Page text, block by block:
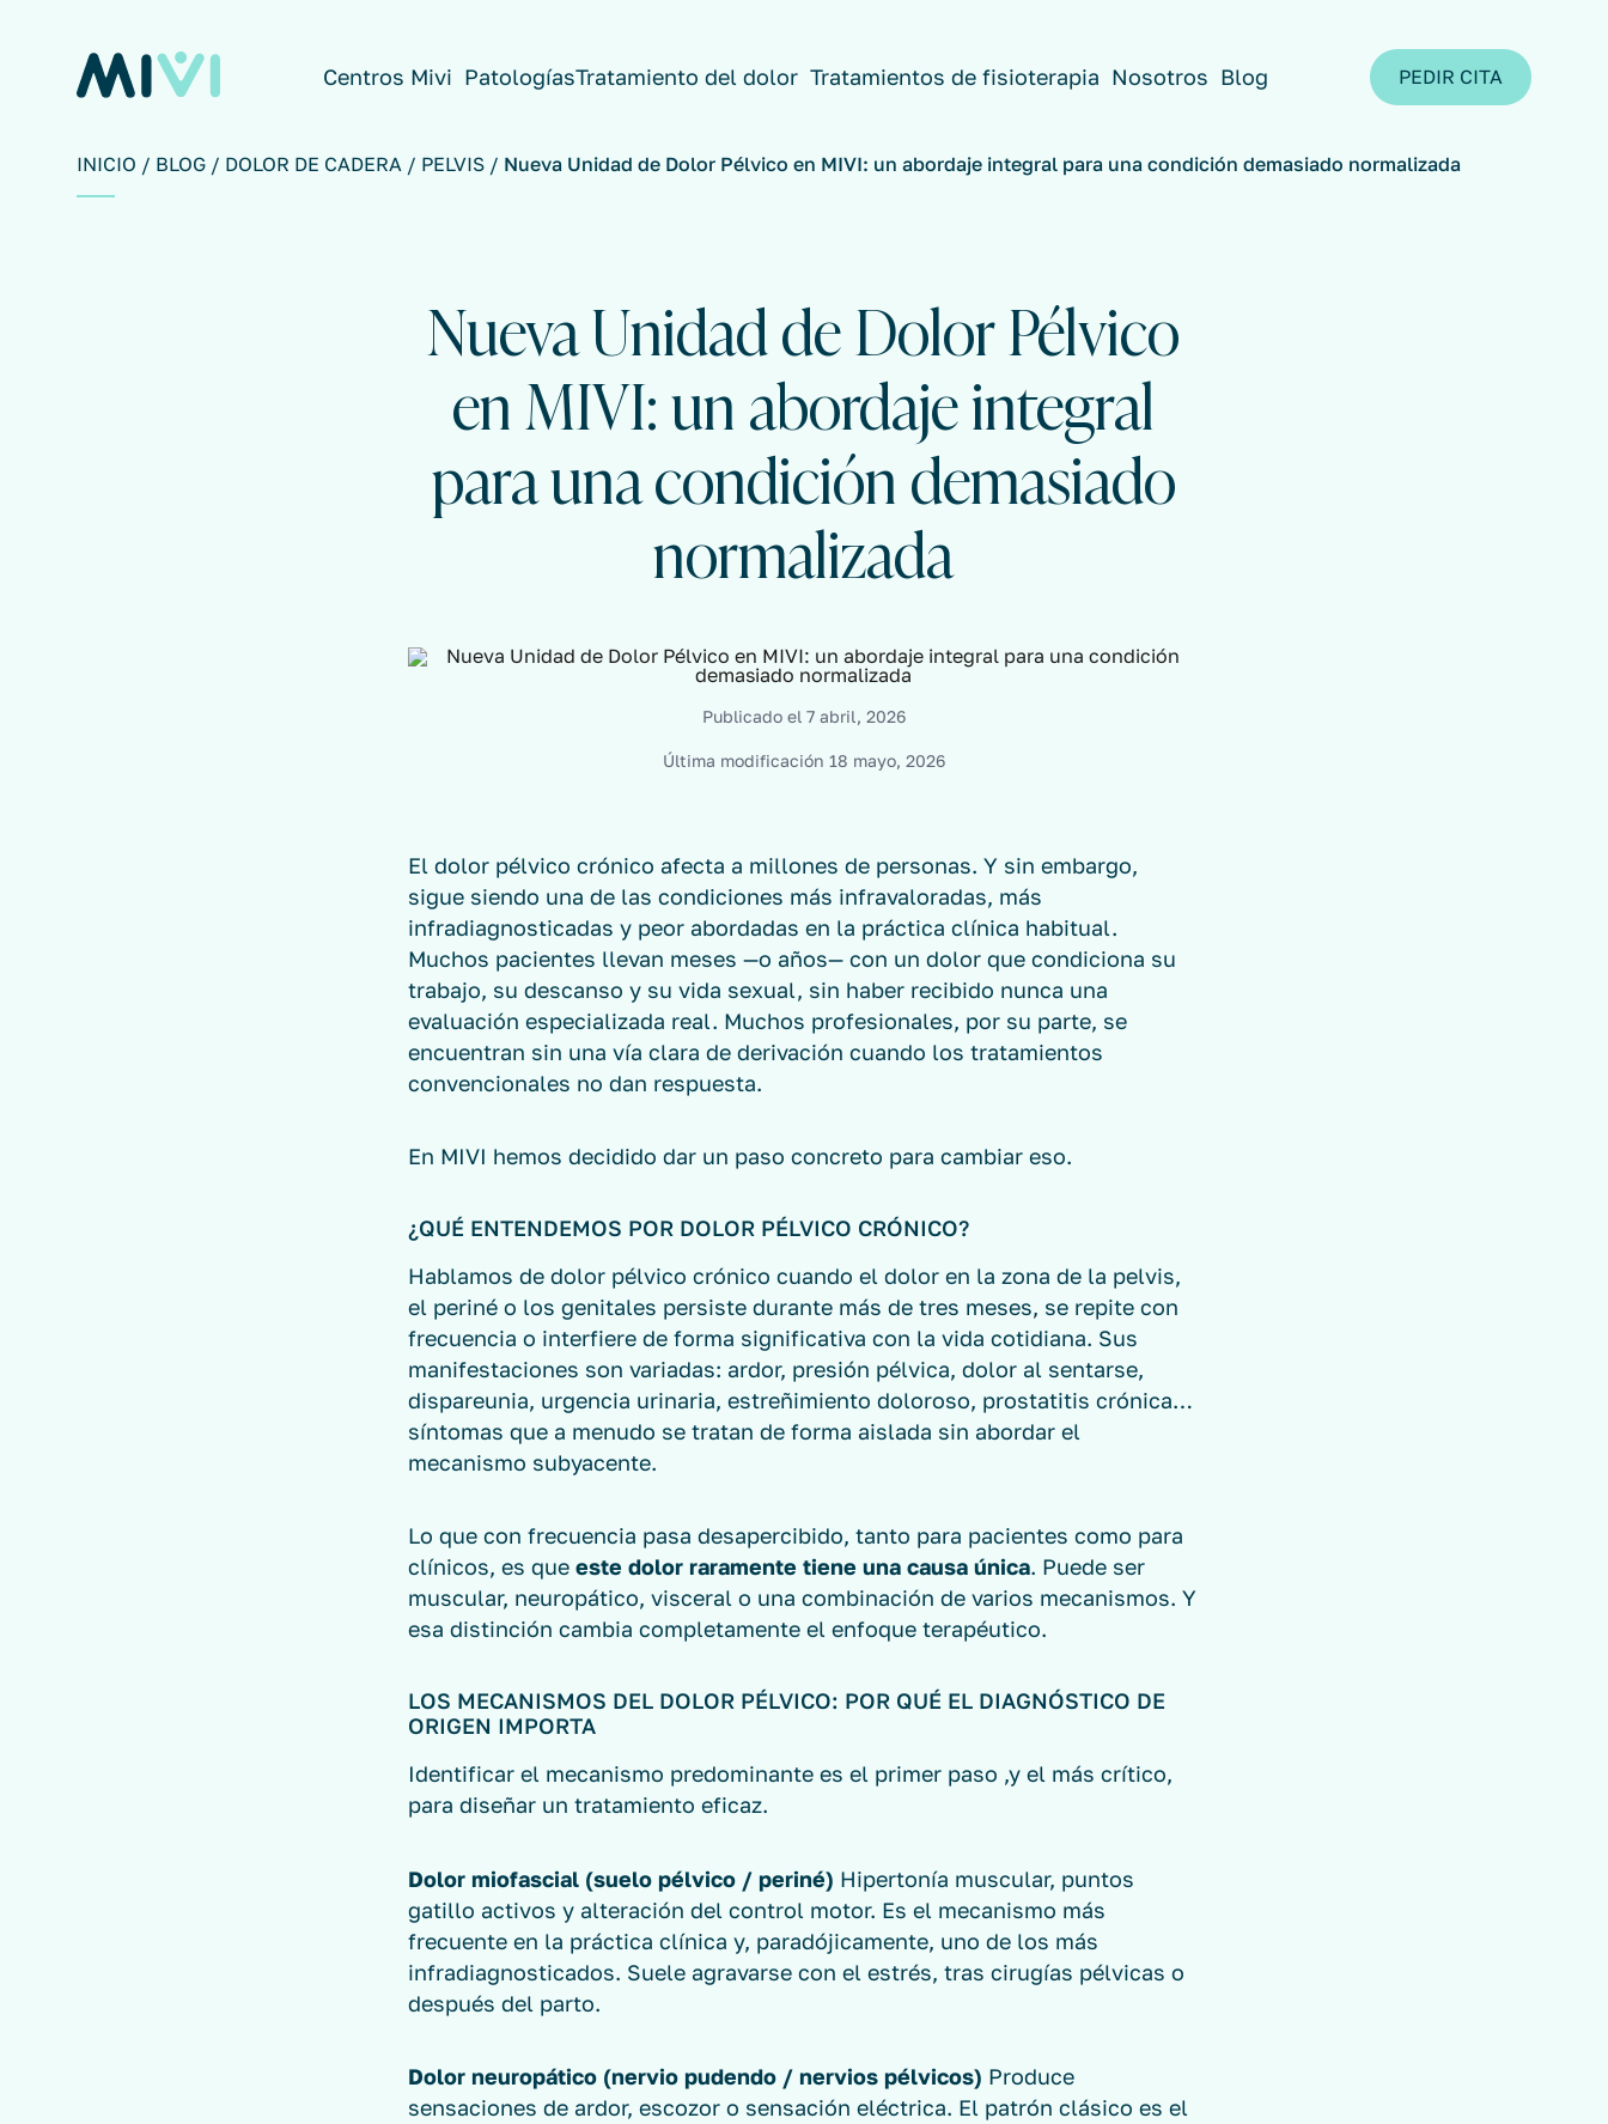
Centros Mivi PatologíasTratamiento del dolor Tratamientos de fisioterapia Nosotros Blog PEDIR CITA
INICIO BLOG DOLOR DE CADERA / PELVIS Nueva Unidad de Dolor Pélvico en MIVI: un abordaje integral para una condición demasiado normalizada
Nueva Unidad de Dolor Pélvico
en MIVI: un abordaje integral
para una condición demasiado
normalizada
Publicado el 7 abril, 2026
Última modificación 18 mayo, 2026
El dolor pélvico crónico afecta a millones de personas. Y sin embargo,
sigue siendo una de las condiciones más infravaloradas, más
infradiagnosticadas y peor abordadas en la práctica clínica habitual.
Muchos pacientes llevan meses —o años— con un dolor que condiciona su
trabajo, su descanso y su vida sexual, sin haber recibido nunca una
evaluación especializada real. Muchos profesionales, por su parte, se
encuentran sin una vía clara de derivación cuando los tratamientos
convencionales no dan respuesta.
En MIVI hemos decidido dar un paso concreto para cambiar eso.
¿QUÉ ENTENDEMOS POR DOLOR PÉLVICO CRÓNICO?
Hablamos de dolor pélvico crónico cuando el dolor en la zona de la pelvis,
el periné o los genitales persiste durante más de tres meses, se repite con
frecuencia o interfiere de forma significativa con la vida cotidiana. Sus
manifestaciones son variadas: ardor, presión pélvica, dolor al sentarse,
dispareunia, urgencia urinaria, estreñimiento doloroso, prostatitis crónica…
síntomas que a menudo se tratan de forma aislada sin abordar el
mecanismo subyacente.
Lo que con frecuencia pasa desapercibido, tanto para pacientes como para
clínicos, es queeste dolor raramente tiene una causa única. Puede ser
muscular, neuropático, visceral o una combinación de varios mecanismos. Y
esa distinción cambia completamente el enfoque terapéutico.
LOS MECANISMOS DEL DOLOR PÉLVICO: POR QUÉ EL DIAGNÓSTICO DE
ORIGEN IMPORTA
Identificar el mecanismo predominante es el primer paso ,y el más crítico,
para diseñar un tratamiento eficaz.
Dolor miofascial (suelo pélvico / periné) Hipertonía muscular, puntos
gatillo activos y alteración del control motor. Es el mecanismo más
frecuente en la práctica clínica y, paradójicamente, uno de los más
infradiagnosticados. Suele agravarse con el estrés, tras cirugías pélvicas o
después del parto.
Dolor neuropático (nervio pudendo / nervios pélvicos) Produce
sensaciones de ardor, escozor o sensación eléctrica. El patrón clásico es el